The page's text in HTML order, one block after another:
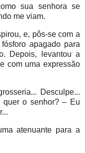
sua senhora se
me viam.
e, pôs-se com a
apagado para
Depois, levantou a
com uma expressão
Desculpe...
quer o senhor? – Eu
atenuante para a